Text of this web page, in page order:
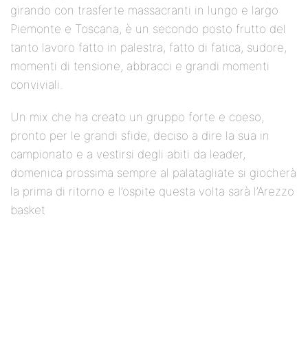
girando con trasferte massacranti in lungo e largo
Piemonte e Toscana, è un secondo posto frutto del
tanto lavoro fatto in palestra, fatto di fatica, sudore,
momenti di tensione, abbracci e grandi momenti
conviviali.
Un mix che ha creato un gruppo forte e coeso,
pronto per le grandi sfide, deciso a dire la sua in
campionato e a vestirsi degli abiti da leader,
domenica prossima sempre al palatagliate si giocherà
la prima di ritorno e l’ospite questa volta sarà l’Arezzo
basket